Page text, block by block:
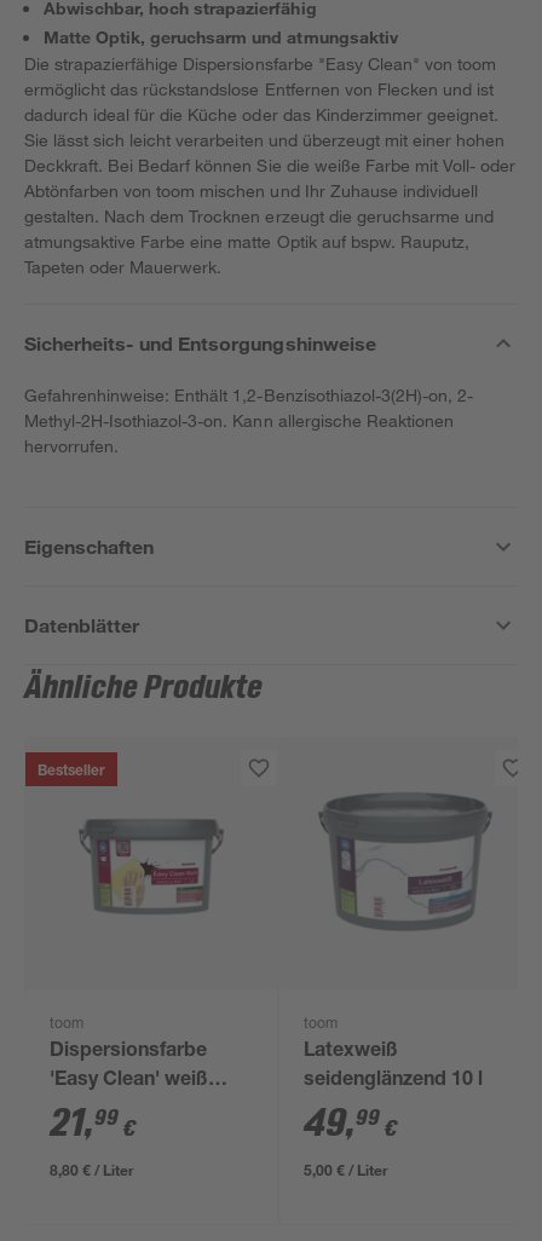
Abwischbar, hoch strapazierfähig
Matte Optik, geruchsarm und atmungsaktiv
Die strapazierfähige Dispersionsfarbe "Easy Clean" von toom
ermöglicht das rückstandslose Entfernen von Flecken und ist
dadurch ideal für die Küche oder das Kinderzimmer geeignet.
Sie lässt sich leicht verarbeiten und überzeugt mit einer hohen
Deckkraft. Bei Bedarf können Sie die weiße Farbe mit Voll- oder
Abtönfarben von toom mischen und Ihr Zuhause individuell
gestalten. Nach dem Trocknen erzeugt die geruchsarme und
atmungsaktive Farbe eine matte Optik auf bspw. Rauputz,
Tapeten oder Mauerwerk.
Sicherheits- und Entsorgungshinweise
Gefahrenhinweise: Enthält 1,2-Benzisothiazol-3(2H)-on, 2-
Methyl-2H-Isothiazol-3-on. Kann allergische Reaktionen
hervorrufen.
Eigenschaften
Datenblätter
Ähnliche Produkte
Bestseller
toom
Dispersionsfarbe
'Easy Clean' weiß
matt 2,5 l
21,99 €
8,80 € / Liter
toom
Latexweiß
seidenglänzend 10 l
49,99 €
5,00 € / Liter